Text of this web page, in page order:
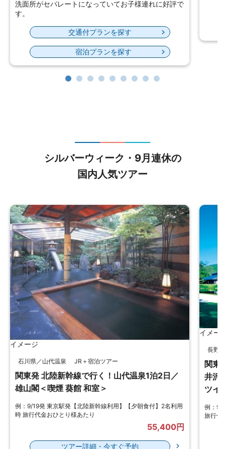
交通付プランを探す
宿泊プランを探す
シルバーウィーク・9月連休の
国内人気ツアー
イメージ
長野県／軽井沢
関東発 北陸新幹線で行く！軽井沢1泊2日／軽
井沢プリンスホテル ウエスト＜禁煙 ウエスト
ツイン＞
例：9/19発東京駅発【北陸新幹線利用】【食事無】2名利用時
旅行代金おひとり様あたり
78,600円
ツアー詳細・今すぐ予約
イメー
静岡
関東
／下
ーペ
例：9/
食付】